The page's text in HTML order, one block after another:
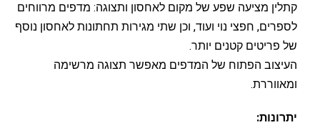
קתלין מציעה שפע של מקום לאחסון ותצוגה: מדפים מרווחים
לספרים, חפצי נוי ועוד, וכן שתי מגירות תחתונות לאחסון נוסף
של פריטים קטנים יותר.
העיצוב הפתוח של המדפים מאפשר תצוגה מרשימה
ומאווררת.
יתרונות: